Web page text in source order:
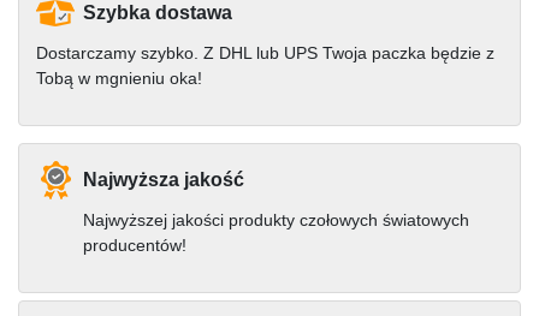
Szybka dostawa
Dostarczamy szybko. Z DHL lub UPS Twoja paczka będzie z
Tobą w mgnieniu oka!
Najwyższa jakość
Najwyższej jakości produkty czołowych światowych
producentów!